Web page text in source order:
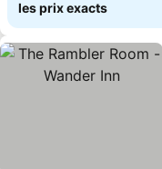
les prix exacts